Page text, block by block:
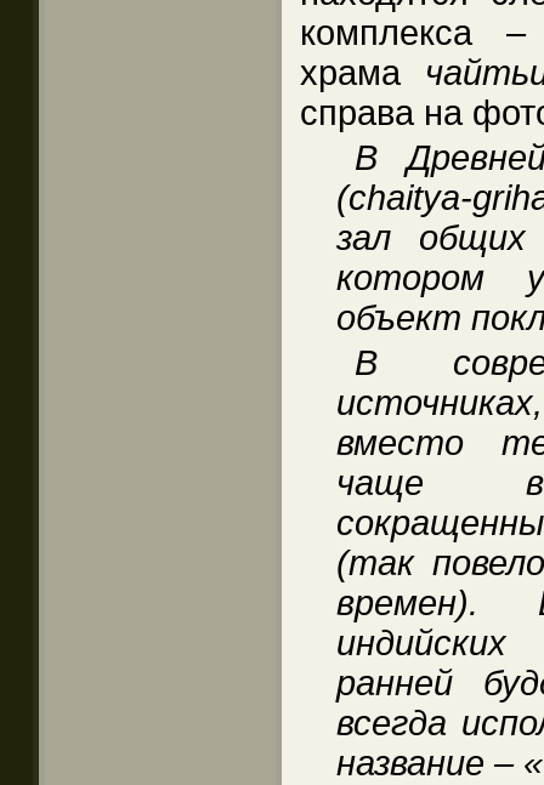
комплекса –
храма
справа на
В
(chaitya-
зал общих
котором
объект
В
вместо
чаще
(так
времен).
ранней
всегда
название –